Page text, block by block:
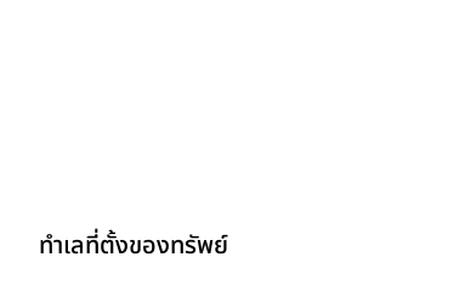
ทำเลที่ตั้งของทรัพย์